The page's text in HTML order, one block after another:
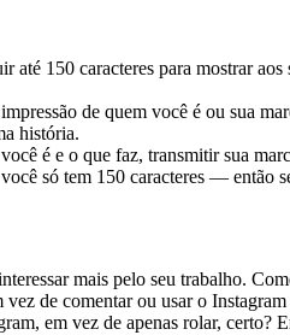
150 caracteres para mostrar
de quem você é ou sua
história.
é e o que faz, transmitir sua
só tem 150 caracteres — então
mais pelo seu trabalho.
de comentar ou usar o
em vez de apenas rolar,